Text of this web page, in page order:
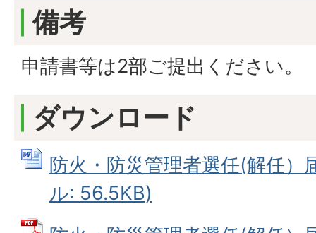
備考
申請書等は2部ご提出ください。
ダウンロード
防火・防災管理者選任(解任）
ル: 56.5KB)